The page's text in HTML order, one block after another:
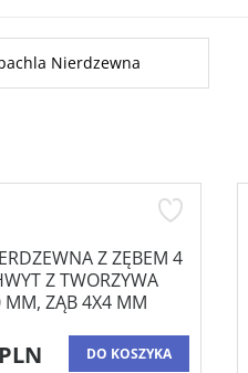
Nierdzewna
Z ZĘBEM 4
Z TWORZYWA
MM, ZĄB 4X4 MM
PLN DO KOSZYKA